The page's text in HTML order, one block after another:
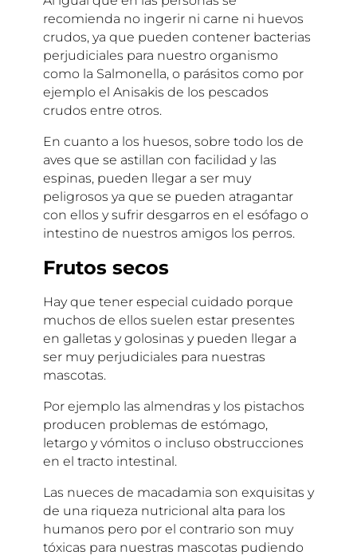
recomienda no ingerir ni carne ni huevos
crudos, ya que pueden contener bacterias
perjudiciales para nuestro organismo
como la Salmonella, o parásitos como por
ejemplo el Anisakis de los pescados
crudos entre otros.
En cuanto a los huesos, sobre todo los de
aves que se astillan con facilidad y las
espinas, pueden llegar a ser muy
peligrosos ya que se pueden atragantar
con ellos y sufrir desgarros en el esófago o
intestino de nuestros amigos los perros.
Frutos secos
Hay que tener especial cuidado porque
muchos de ellos suelen estar presentes
en galletas y golosinas y pueden llegar a
ser muy perjudiciales para nuestras
mascotas.
Por ejemplo las almendras y los pistachos
producen problemas de estómago,
letargo y vómitos o incluso obstrucciones
en el tracto intestinal.
Las nueces de macadamia son exquisitas y
de una riqueza nutricional alta para los
humanos pero por el contrario son muy
tóxicas para nuestras mascotas pudiendo